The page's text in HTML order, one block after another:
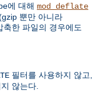
에 대해 mod_deflate
뿐만 아니라
한 파일의 경우에도
필터를 사용하지 않고,
않는다.